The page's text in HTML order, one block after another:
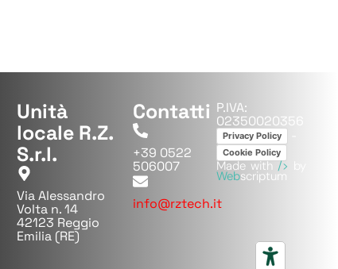
Unità
locale R.Z.
S.r.l.
Via Alessandro
Volta n. 14
42123 Reggio
Emilia (RE)
Contatti
+39 0522
506007
info@rztech.it
P.IVA:
02350020356
Privacy Policy
Cookie Policy
Made with />
Webscriptum